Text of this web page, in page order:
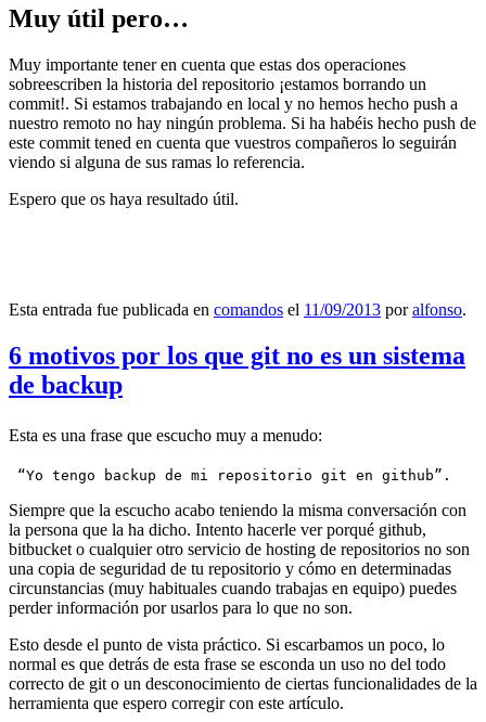
Muy útil pero…
Muy importante tener en cuenta que estas dos operaciones
sobreescriben la historia del repositorio ¡estamos borrando un
commit!. Si estamos trabajando en local y no hemos hecho push a
nuestro remoto no hay ningún problema. Si ha habéis hecho push de
este commit tened en cuenta que vuestros compañeros lo seguirán
viendo si alguna de sus ramas lo referencia.
Espero que os haya resultado útil.
Esta entrada fue publicada en comandos el 11/09/2013 poralfonso.
6 motivos por los que git no es un sistema
de backup
Esta es una frase que escucho muy a menudo:
“Yo tengo backup de mi repositorio git en github”.
Siempre que la escucho acabo teniendo la misma conversación con
la persona que la ha dicho. Intento hacerle ver porqué github,
bitbucket o cualquier otro servicio de hosting de repositorios no son
una copia de seguridad de tu repositorio y cómo en determinadas
circunstancias (muy habituales cuando trabajas en equipo) puedes
perder información por usarlos para lo que no son.
Esto desde el punto de vista práctico. Si escarbamos un poco, lo
normal es que detrás de esta frase se esconda un uso no del todo
correcto de git o un desconocimiento de ciertas funcionalidades de la
herramienta que espero corregir con este artículo.